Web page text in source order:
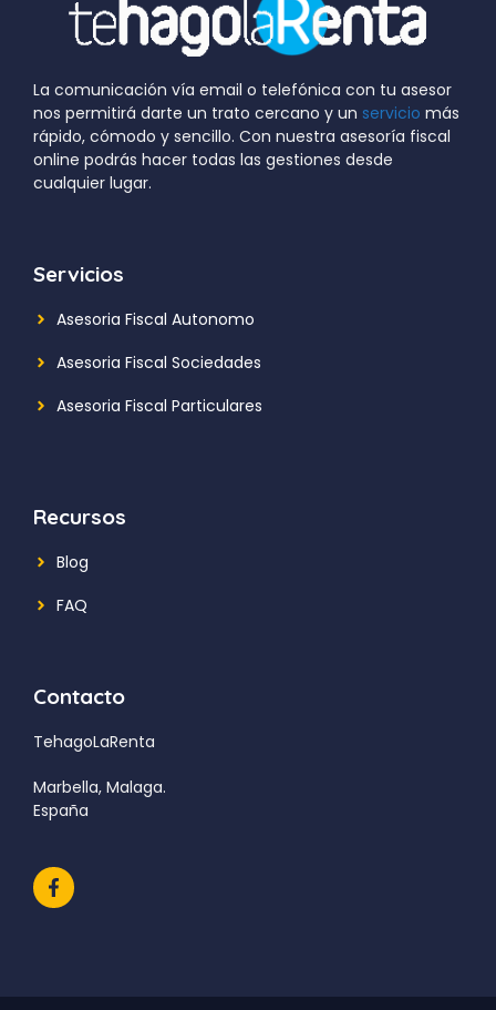
La comunicación vía email o telefónica con tu asesor
nos permitirá darte un trato cercano y un servicio más
rápido, cómodo y sencillo. Con nuestra asesoría fiscal
online podrás hacer todas las gestiones desde
cualquier lugar.
Servicios
Asesoria Fiscal Autonomo
Asesoria Fiscal Sociedades
Asesoria Fiscal Particulares
Recursos
Blog
FAQ
Contacto
TehagoLaRenta
Marbella, Malaga.
España